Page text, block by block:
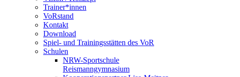
Trainer*innen
VoRstand
Kontakt
Download
Spiel- und Trainingsstätten des VoR
Schulen
NRW-Sportschule
Reismanngymnasium